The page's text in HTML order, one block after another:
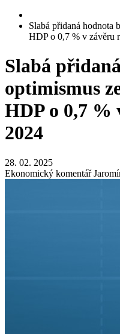
Slabá přidaná hodnota
HDP o 0,7 % v závěru
Slabá
optimismus
HDP o 0,7 %
2024
28. 02. 2025
Ekonomický komentář